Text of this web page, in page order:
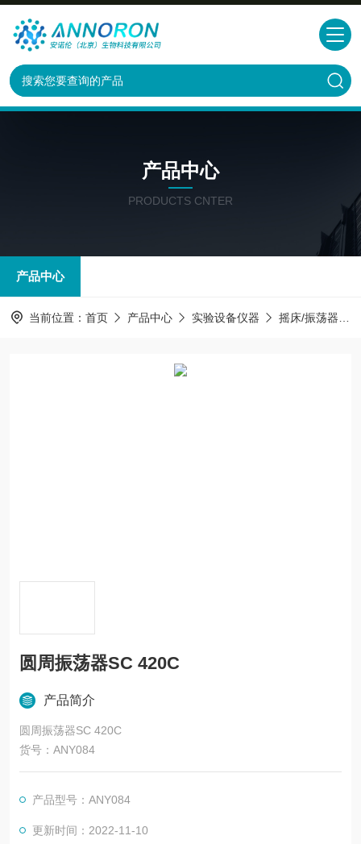
产品中心
PRODUCTS CNTER
产品中心
当前位置： 首页 产品中心 实验设备仪器 摇床/振荡器
圆周振荡器SC 420C
产品简介
圆周振荡器SC 420C
货号：ANY084
产品型号：ANY084
更新时间：2022-11-10